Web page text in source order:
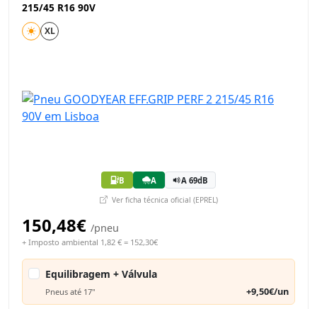
215/45 R16 90V
XL
B A A 69dB
Ver ficha técnica oficial (EPREL)
150,48€ /pneu
+ Imposto ambiental 1,82 € = 152,30€
Equilibragem + Válvula
Pneus até 17" +9,50€/un